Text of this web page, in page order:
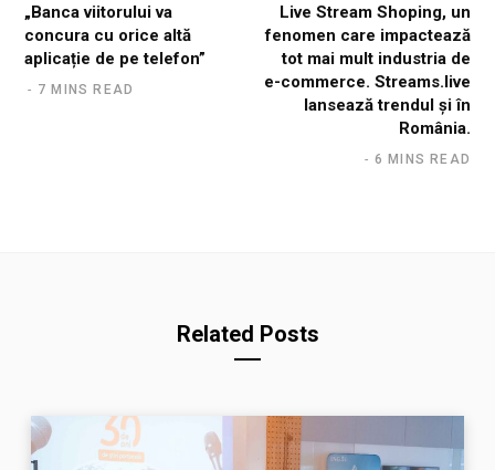
„Banca viitorului va
concura cu orice altă
aplicație de pe telefon”
7 MINS READ
Live Stream Shoping, un
fenomen care impactează
tot mai mult industria de
e-commerce. Streams.live
lansează trendul și în
România.
6 MINS READ
Related Posts